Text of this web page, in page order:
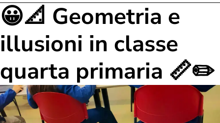
😀📐 Geometria e
illusioni in classe
quarta primaria 📏✏️